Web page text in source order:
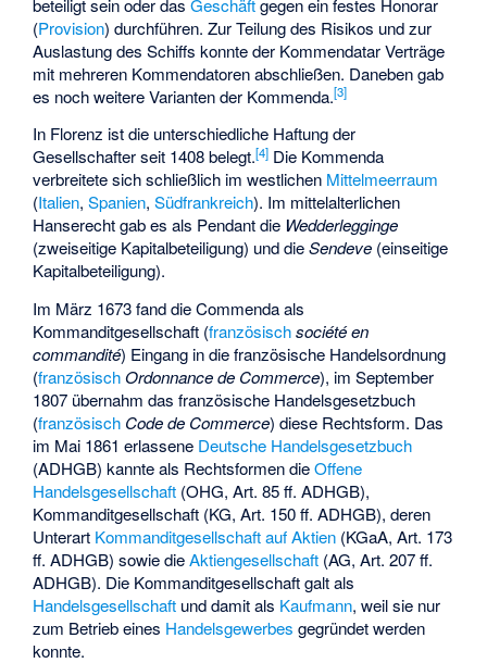
(Provision) durchführen. Zur Teilung des Risikos und zur
Auslastung des Schiffs konnte der Kommendatar Verträge
mit mehreren Kommendatoren abschließen. Daneben gab
es noch weitere Varianten der Kommenda.[3]
In Florenz ist die unterschiedliche Haftung der
Gesellschafter seit 1408 belegt.[4] Die Kommenda
verbreitete sich schließlich im westlichen Mittelmeerraum
(Italien,Spanien,Südfrankreich). Im mittelalterlichen
Hanserecht gab es als Pendant die Wedderlegginge
(zweiseitige Kapitalbeteiligung) und dieSendeve (einseitige
Kapitalbeteiligung).
Im März 1673 fand die Commenda als
Kommanditgesellschaft (französisch société en
commandité) Eingang in die französische Handelsordnung
(französisch Ordonnance de Commerce), im September
1807 übernahm das französische Handelsgesetzbuch
(französisch Code de Commerce) diese Rechtsform. Das
im Mai 1861 erlassene Deutsche Handelsgesetzbuch
(ADHGB) kannte als Rechtsformen dieOffene
Handelsgesellschaft (OHG, Art. 85 ff. ADHGB),
Kommanditgesellschaft (KG, Art. 150 ff. ADHGB), deren
Unterart Kommanditgesellschaft auf Aktien (KGaA, Art. 173
ff. ADHGB) sowie dieAktiengesellschaft (AG, Art. 207 ff.
ADHGB). Die Kommanditgesellschaft galt als
Handelsgesellschaft und damit als Kaufmann, weil sie nur
zum Betrieb eines Handelsgewerbes gegründet werden
konnte.